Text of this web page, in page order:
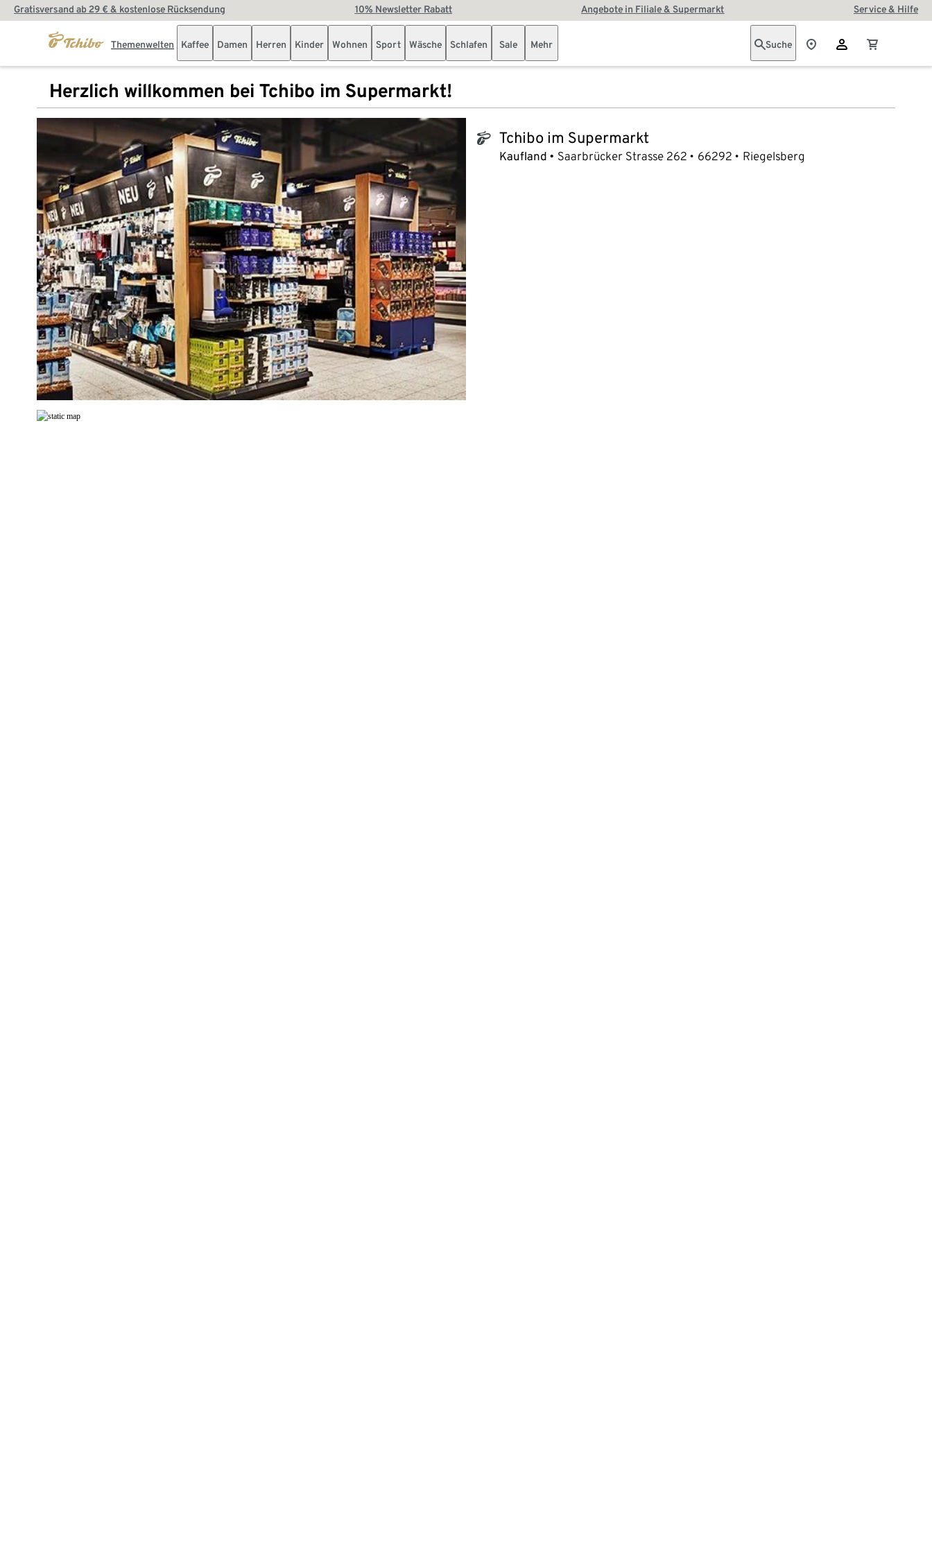
Gratisversand ab 29 € & kostenlose Rücksendung 10% Newsletter Rabatt Angebote in Filiale & Supermarkt Service & Hilfe
Themenwelten Kaffee Damen Herren Kinder Wohnen Sport Wäsche Schlafen Sale Mehr Suche
Herzlich willkommen bei Tchibo im Supermarkt!
tchibo_logo Tchibo im Supermarkt
Kaufland Saarbrücker Strasse 262 66292 Riegelsberg